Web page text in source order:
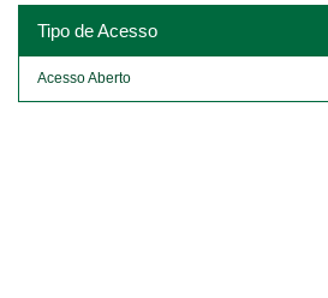
Tipo de Acesso
Acesso Aberto